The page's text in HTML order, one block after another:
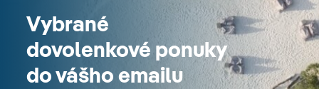
Vybrané
dovolenkové ponuky
do vášho emailu